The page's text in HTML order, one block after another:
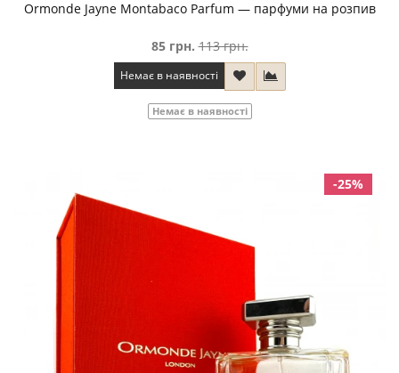
Ormonde Jayne Montabaco Parfum — парфуми на розпив
85 грн. 113 грн.
Немає в наявності
Немає в наявності
-25%